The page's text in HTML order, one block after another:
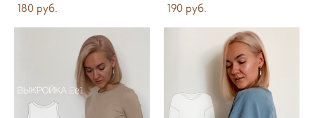
180 pуб.
190 pуб.